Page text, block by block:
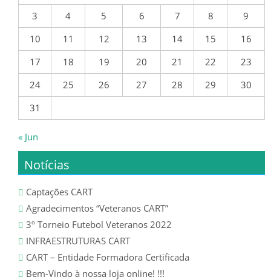
CALENDÁRIO
SUB 13 – INFANTIS
CLASSIFICAÇÃO
SUB 12 – INFANTIS
CLASSIFICAÇÕES
CALENDÁRIO
SUB 12 – INFANTIS (Fut.7)
CLASSIFICAÇÕES
3
4 5 6 7 8
9
10
11 12 13 14 15
16
17
18 19 20 21 22
23
24
25 26 27 28 29
30
31
« Jun
Notícias
Captações CART
Agradecimentos “Veteranos CART”
3º Torneio Futebol Veteranos 2022
INFRAESTRUTURAS CART
CART – Entidade Formadora Certificada
Bem-Vindo à nossa loja online! !!!